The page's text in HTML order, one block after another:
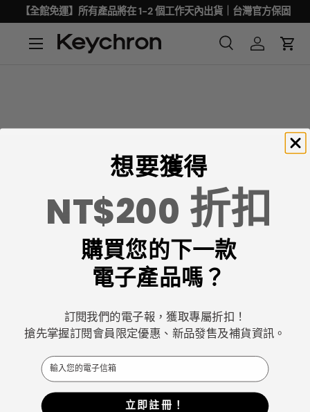
【全館免運】所有產品將在 1-2 個工作天內出貨｜台灣官方保固
Keychron專注於設計和製造高品質的鍵盤和滑鼠。
CNN、《紐約時報》、《The Verge》、《Wired》和
《PCWorld》都將Keychron評為最佳機械鍵盤製造商之
佳機械式鍵盤選擇。
FacebookYouTubeInstagram
想要獲得
NT$200 折扣
購買您的下一款
電子產品嗎？
訂閱我們的電子報，獲取專屬折扣！
搶先掌握訂閱會員限定優惠、新品發售及補貨資訊。
Email
立即註冊！